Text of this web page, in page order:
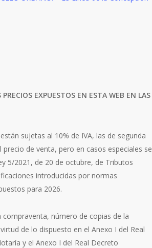
EXPUESTOS EN ESTA WEB EN LAS
sujetas al 10% de IVA, las de segunda
de venta, pero en casos especiales se
5/2021, de 20 de octubre, de Tributos
introducidas por normas
para 2026.
número de copias de la
de lo dispuesto en el Anexo I del Real
y el Anexo I del Real Decreto